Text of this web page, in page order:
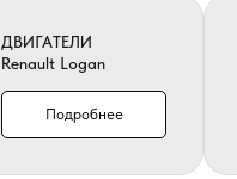
ДВИГАТЕЛИ
Renault Logan
Подробнее